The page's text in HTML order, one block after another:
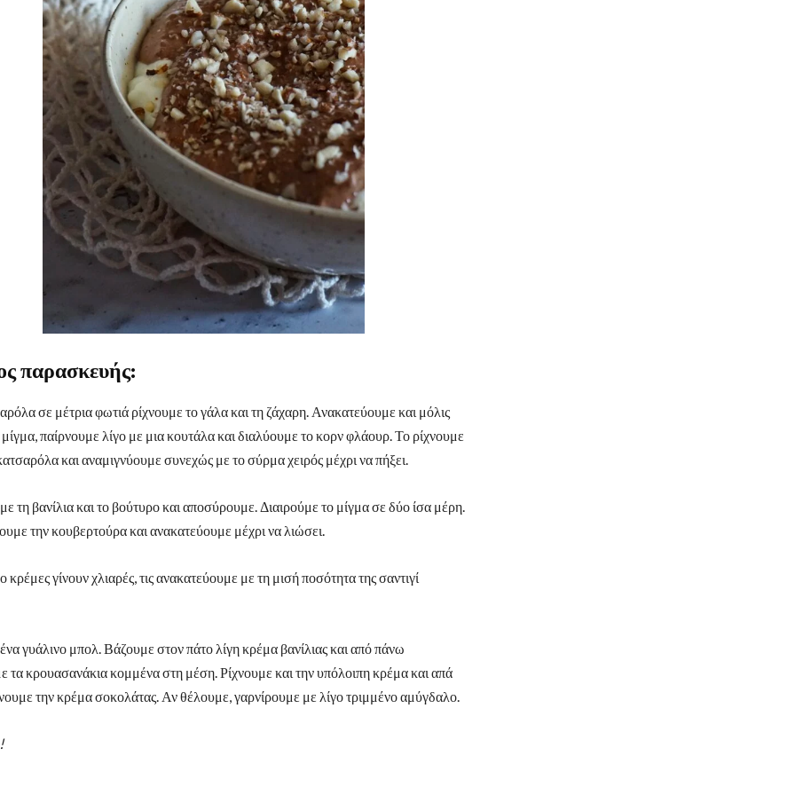
παρασκευής:
σε μέτρια φωτιά ρίχνουμε το γάλα και τη ζάχαρη. Ανακατεύουμε και μόλις
μίγμα, παίρνουμε λίγο με μια κουτάλα και διαλύουμε το κορν φλάουρ. Το ρίχνουμε
και αναμιγνύουμε συνεχώς με το σύρμα χειρός μέχρι να πήξει.
τη βανίλια και το βούτυρο και αποσύρουμε. Διαιρούμε το μίγμα σε δύο ίσα μέρη.
την κουβερτούρα και ανακατεύουμε μέχρι να λιώσει.
κρέμες γίνουν χλιαρές, τις ανακατεύουμε με τη μισή ποσότητα της σαντιγί
γυάλινο μπολ. Βάζουμε στον πάτο λίγη κρέμα βανίλιας και από πάνω
τα κρουασανάκια κομμένα στη μέση. Ρίχνουμε και την υπόλοιπη κρέμα και απά
την κρέμα σοκολάτας. Αν θέλουμε, γαρνίρουμε με λίγο τριμμένο αμύγδαλο.